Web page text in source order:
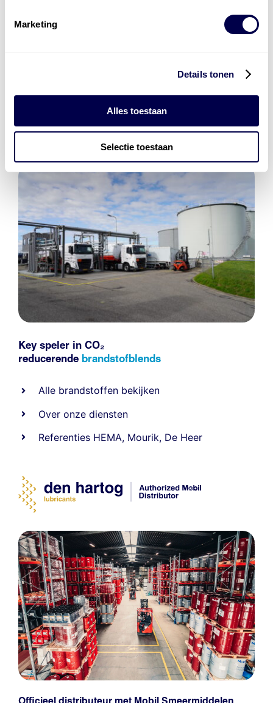
Marketing
Details tonen
Alles toestaan
Selectie toestaan
Installatie van laadinfra en accu’s
Key speler in CO₂
reducerende brandstofblends
Alle brandstoffen bekijken
Over onze diensten
Referenties HEMA, Mourik, De Heer
Officieel distributeur met Mobil Smeermiddelen